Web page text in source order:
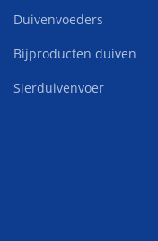
Duivenvoeders
Bijproducten duiven
Sierduivenvoer